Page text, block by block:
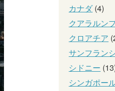
カナダ(4)
クアラルン
クロアチア
サンフラン
シドニー
シンガポー